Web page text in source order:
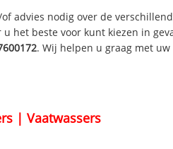
advies nodig over de
het beste voor kunt kiezen in
. Wij helpen u graag met uw
| Vaatwassers